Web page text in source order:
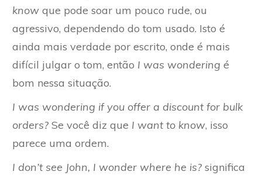
know que pode soar um pouco rude, ou
agressivo, dependendo do tom usado. Isto é
ainda mais verdade por escrito, onde é mais
difícil julgar o tom, então I was wondering é
bom nessa situação.
I was wondering if you offer a discount for bulk
orders? Se você diz que I want to know, isso
parece uma ordem.
I don’t see John, I wonder where he is? significa